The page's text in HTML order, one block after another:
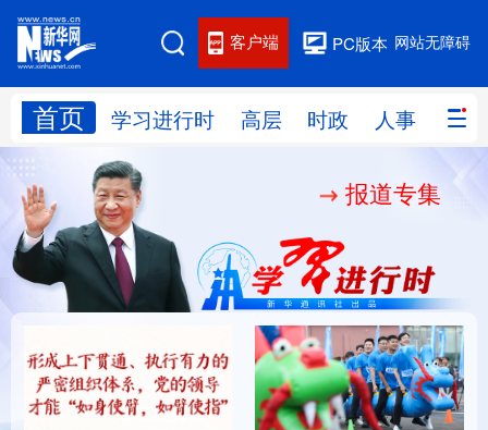
网站无障碍
PC版本
客户端
首页 学习进行时 高层 时政 人事 国际
网站地图
学习进行时 人事
国际 财经 网评
思客智库 全球连线 教育
科技 科创 量子 体育
文化 书画 健康 军事
报道专集